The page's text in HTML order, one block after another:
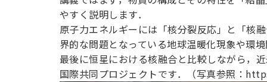
やすく説明します．
原子力エネルギーには「核分裂反応」と「核
界的な問題となっている地球温暖化現象や環
最後に恒星における核融合と比較しながら，
国際共同プロジェクトです．（写真参照：